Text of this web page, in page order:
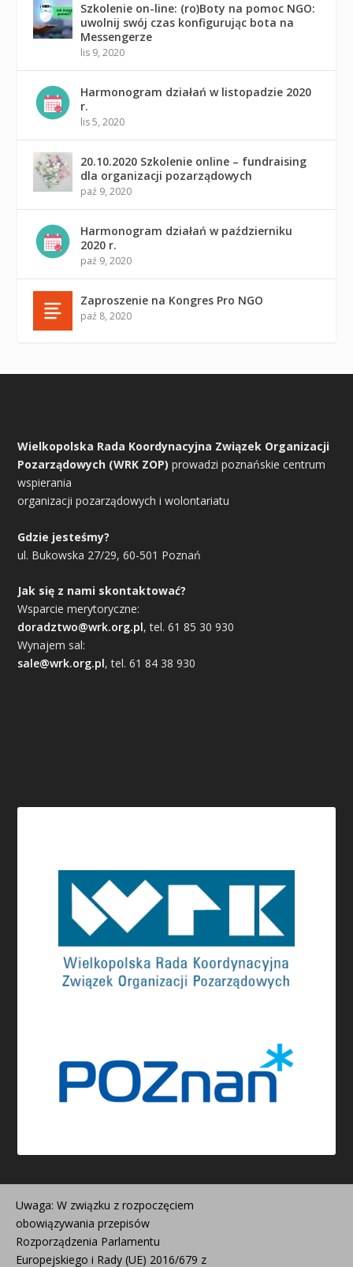
Szkolenie on-line: (ro)Boty na pomoc NGO:
uwolnij swój czas konfigurując bota na
Messengerze
lis 9, 2020
Harmonogram działań w listopadzie 2020
r.
lis 5, 2020
20.10.2020 Szkolenie online – fundraising
dla organizacji pozarządowych
paź 9, 2020
Harmonogram działań w październiku
2020 r.
paź 9, 2020
Zaproszenie na Kongres Pro NGO
paź 8, 2020
Wielkopolska Rada Koordynacyjna Związek Organizacji
Pozarządowych (WRK ZOP) prowadzi poznańskie centrum
wspierania
organizacji pozarządowych i wolontariatu
Gdzie jesteśmy?
ul. Bukowska 27/29, 60-501 Poznań
Jak się z nami skontaktować?
Wsparcie merytoryczne:
doradztwo@wrk.org.pl, tel. 61 85 30 930
Wynajem sal:
sale@wrk.org.pl, tel. 61 84 38 930
Uwaga: W związku z rozpoczęciem
obowiązywania przepisów
Rozporządzenia Parlamentu
Europejskiego i Rady (UE) 2016/679 z